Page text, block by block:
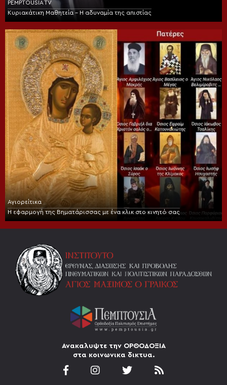
PEMPTOUSIA TV
Κυριακάτικη Μαθητεία – Η αδυναμία της απιστίας
Αγιορείτικα
Η εφαρμογή της Βηματάρισσας με ένα κλικ στο κινητό σας
Ανακαλυψτε την ΟΡΘΟΔΟΞΙΑ
στα κοινωνικα δικτυα.